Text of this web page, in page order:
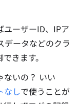
ユーザーID、IPア
データなどのクラ
きます。
ないの？ いい
なしで使うことが